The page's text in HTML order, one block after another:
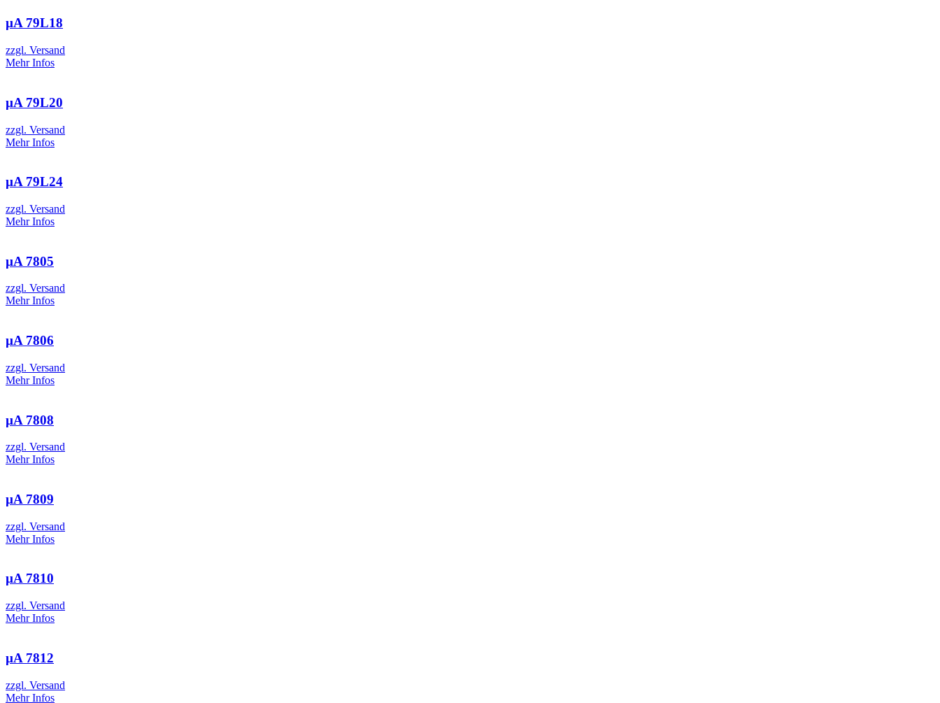
µA 79L18
zzgl. Versand
Mehr Infos
µA 79L20
zzgl. Versand
Mehr Infos
µA 79L24
zzgl. Versand
Mehr Infos
µA 7805
zzgl. Versand
Mehr Infos
µA 7806
zzgl. Versand
Mehr Infos
µA 7808
zzgl. Versand
Mehr Infos
µA 7809
zzgl. Versand
Mehr Infos
µA 7810
zzgl. Versand
Mehr Infos
µA 7812
zzgl. Versand
Mehr Infos